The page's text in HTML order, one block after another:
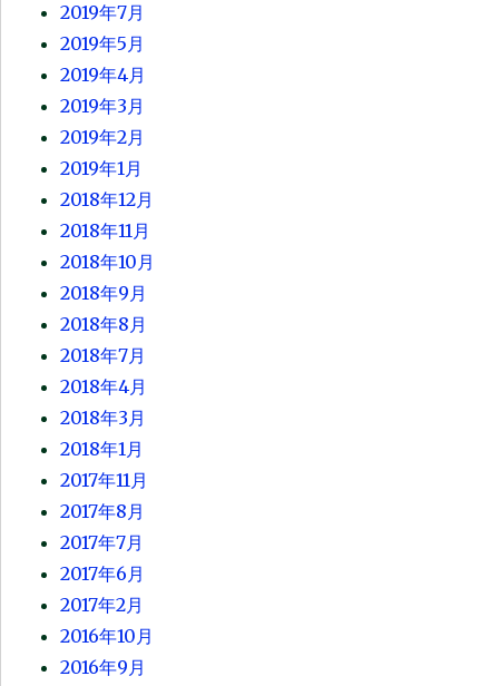
2019年7月
2019年5月
2019年4月
2019年3月
2019年2月
2019年1月
2018年12月
2018年11月
2018年10月
2018年9月
2018年8月
2018年7月
2018年4月
2018年3月
2018年1月
2017年11月
2017年8月
2017年7月
2017年6月
2017年2月
2016年10月
2016年9月